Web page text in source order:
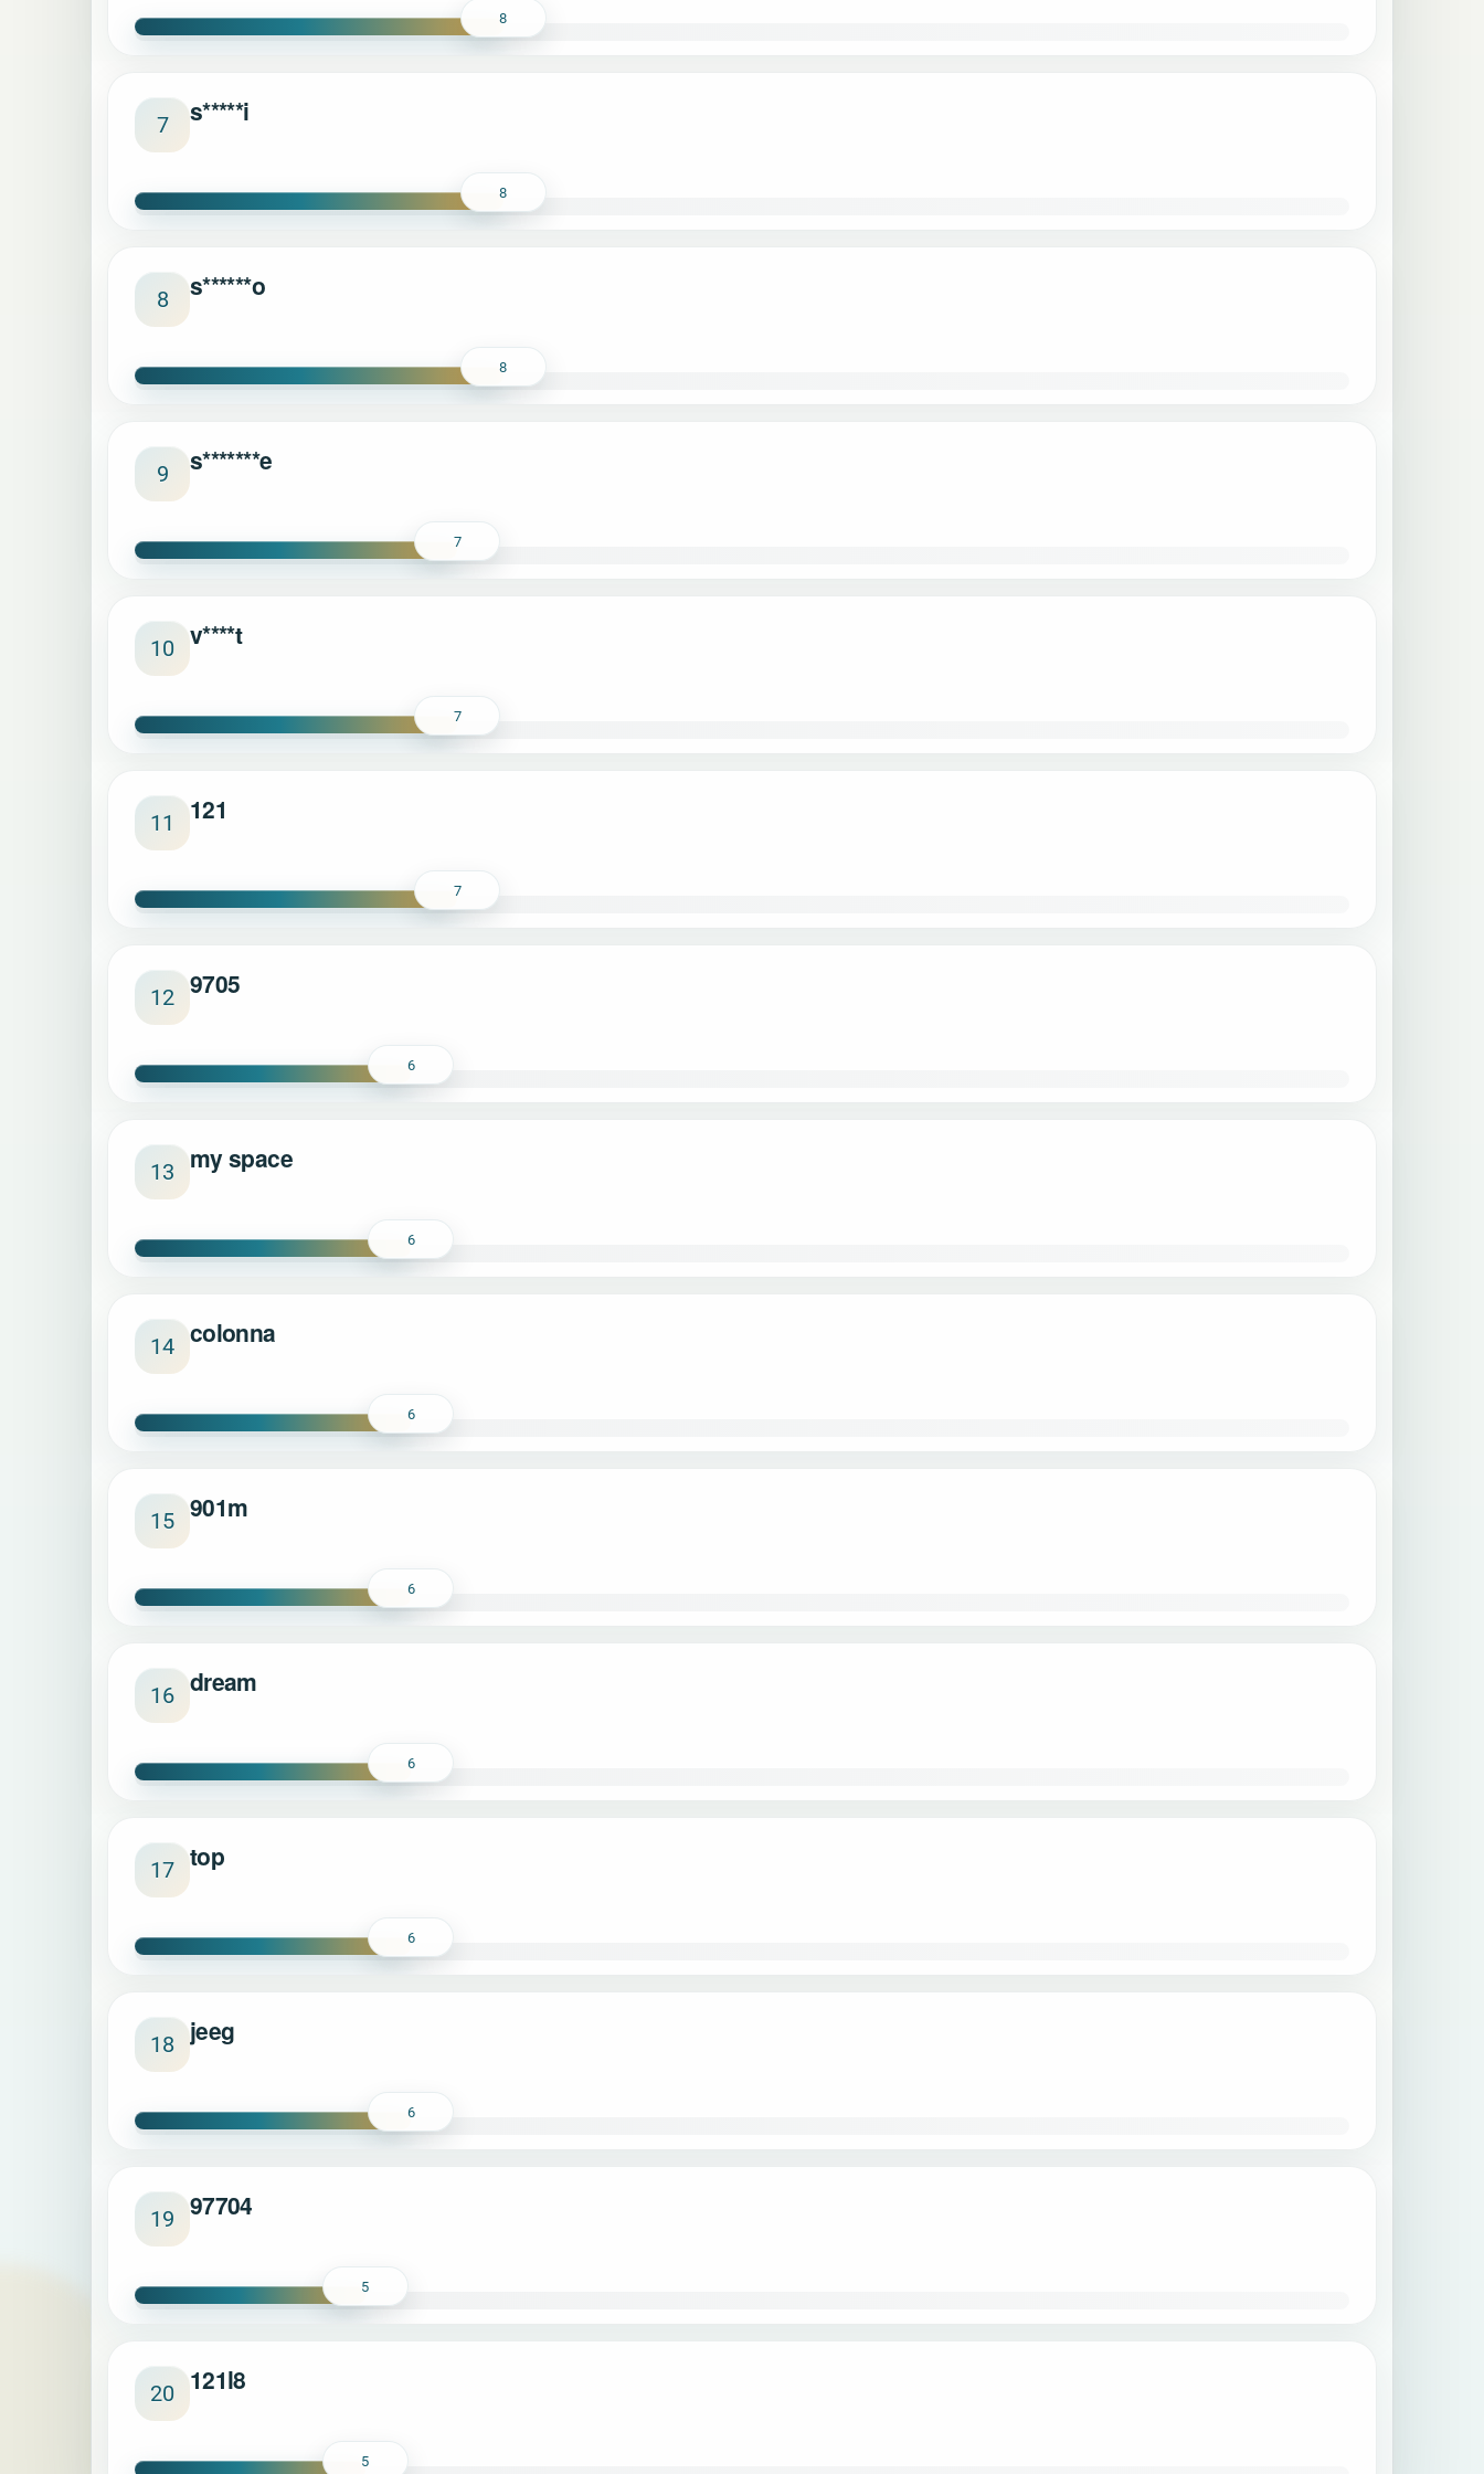
8
7 s*****i
8
8 s******o
8
9 s*******e
7
10 v****t
7
11 121
7
12 9705
6
13 my space
6
14 colonna
6
15 901m
6
16 dream
6
17 top
6
18 jeeg
6
19 97704
5
20 121l8
5